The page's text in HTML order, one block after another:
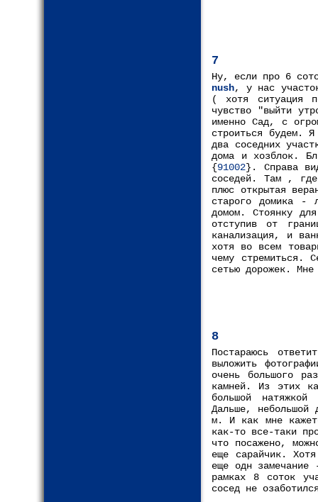
7
Ну, если про 6
nush, у нас
( хотя ситуация
чувство "выйти
именно Сад, с
строиться будем.
два соседних
дома и хозблок.
{91002}. Справа
соседей. Там ,
плюс открытая
старого домика -
домом. Стоянку
отступив от
канализация, и
хотя во всем
чему стремиться.
сетью дорожек.
8
Постараюсь
выложить
очень большого
камней. Из этих
большой
Дальше,
м. И как мне
как-то все-таки
что посажено,
еще сарайчик.
еще одн
рамках 8 соток
сосед не